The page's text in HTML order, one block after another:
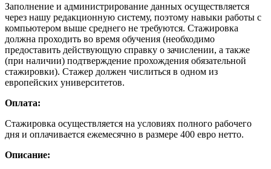
Заполнение и администрирование данных осуществляется
через нашу редакционную систему, поэтому навыки работы с
компьютером выше среднего не требуются. Стажировка
должна проходить во время обучения (необходимо
предоставить действующую справку о зачислении, а также
(при наличии) подтверждение прохождения обязательной
стажировки). Стажер должен числиться в одном из
европейских университетов.
Оплата:
Стажировка осуществляется на условиях полного рабочего
дня и оплачивается ежемесячно в размере 400 евро нетто.
Описание: